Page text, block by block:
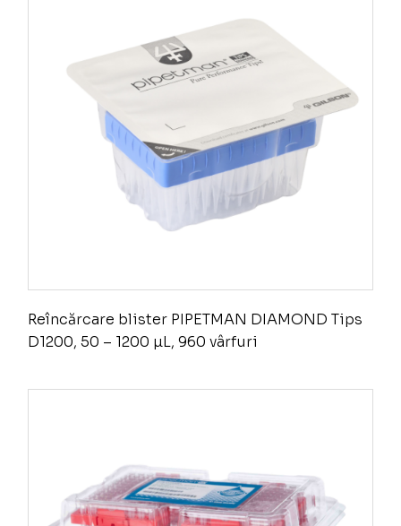
Reîncărcare blister PIPETMAN DIAMOND Tips
D1200, 50 – 1200 µL, 960 vârfuri